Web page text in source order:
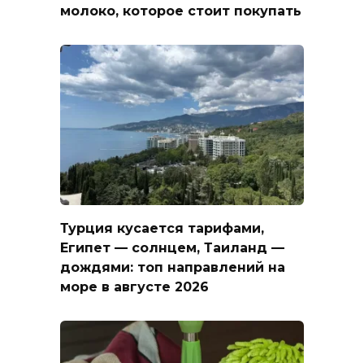
молоко, которое стоит покупать
Турция кусается тарифами,
Египет — солнцем, Таиланд —
дождями: топ направлений на
море в августе 2026